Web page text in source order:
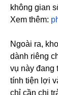
không gian
Xem thêm:
Ngoài ra,
dành riêng
vụ này đang
tính tiện lợi
chỉ cần chi